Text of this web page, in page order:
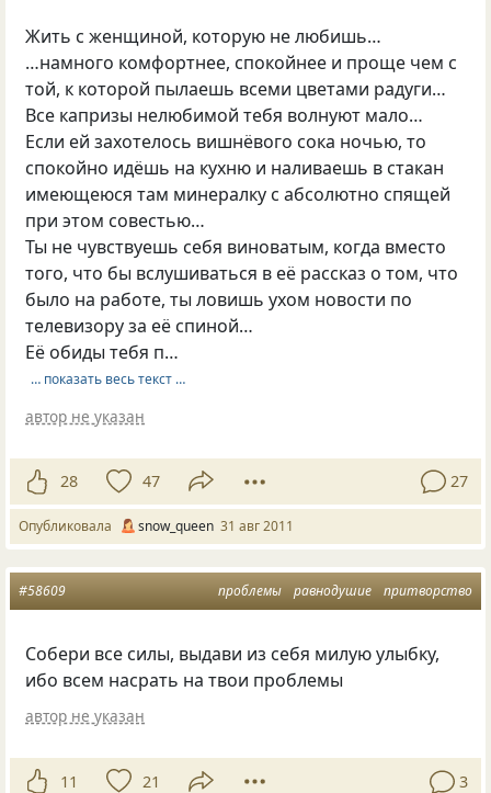
Жить с женщиной, которую не любишь…
…намного комфортнее, спокойнее и проще чем с
той, к которой пылаешь всеми цветами радуги…
Все капризы нелюбимой тебя волнуют мало…
Если ей захотелось вишнёвого сока ночью, то
спокойно идёшь на кухню и наливаешь в стакан
имеющеюся там минералку с абсолютно спящей
при этом совестью…
Ты не чувствуешь себя виноватым, когда вместо
того, что бы вслушиваться в её рассказ о том, что
было на работе, ты ловишь ухом новости по
телевизору за её спиной…
Её обиды тебя п…
… показать весь текст …
автор не указан
28 47 27
Опубликовала snow_queen 31 авг 2011
проблемы равнодушие притворство
#58609
Собери все силы, выдави из себя милую улыбку,
ибо всем насрать на твои проблемы
автор не указан
11 21 3